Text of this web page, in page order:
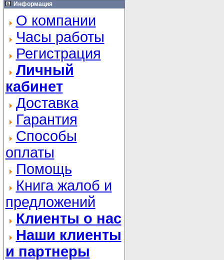
Информация
О компании
Часы работы
Регистрация
Личный
кабинет
Доставка
Гарантия
Способы
оплаты
Помощь
Книга жалоб и
предложений
Клиенты о нас
Наши клиенты
и партнеры